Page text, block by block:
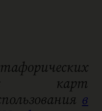
карт
в